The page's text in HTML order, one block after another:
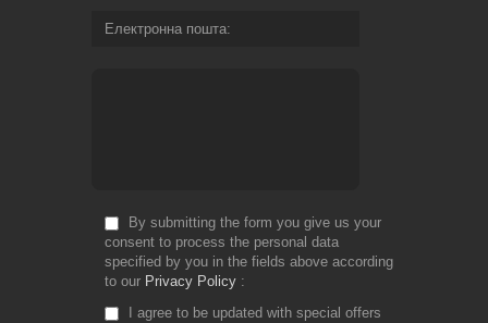
Електронна пошта
By submitting the form you give us your
consent to process the personal data
specified by you in the fields above according
to our Privacy Policy
I agree to be updated with special offers